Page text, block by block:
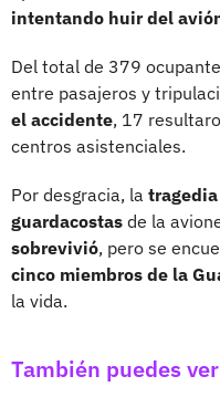
intentando huir del
Del total de 379
entre pasajeros y
el accidente, 17
centros asistenciales.
Por desgracia, la
guardacostas de la
sobrevivió, pero se
cinco miembros de la
la vida.
También puedes